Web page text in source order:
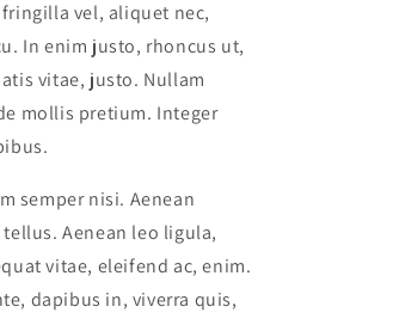
vel, aliquet nec,
In enim justo, rhoncus ut,
vitae, justo. Nullam
mollis pretium. Integer
semper nisi. Aenean
Aenean leo ligula,
vitae, eleifend ac, enim.
dapibus in, viverra quis,